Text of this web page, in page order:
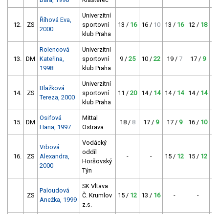
12. ZS
Říhová Eva,
2000
Univerzitní
sportovní
klub Praha
13 / 16 16 / 10 13 / 16 12 / 18
13. DM
Rolencová
Kateřina,
1998
Univerzitní
sportovní
klub Praha
9 / 25 10 / 22 19 / 7 17 / 9
14. ZS
Blažková
Tereza, 2000
Univerzitní
sportovní
klub Praha
11 / 20 14 / 14 14 / 14 14 / 14
15. DM
Osifová
Hana, 1997
Mittal
Ostrava
18 / 8 17 / 9 17 / 9 16 / 10
16. ZS
Vrbová
Alexandra,
2000
Vodácký
oddíl
Horšovský
Týn
- - 15 / 12 15 / 12
ZS
Paloudová
Anežka, 1999
SK Vltava
Č. Krumlov
z.s.
15 / 12 13 / 16 - -